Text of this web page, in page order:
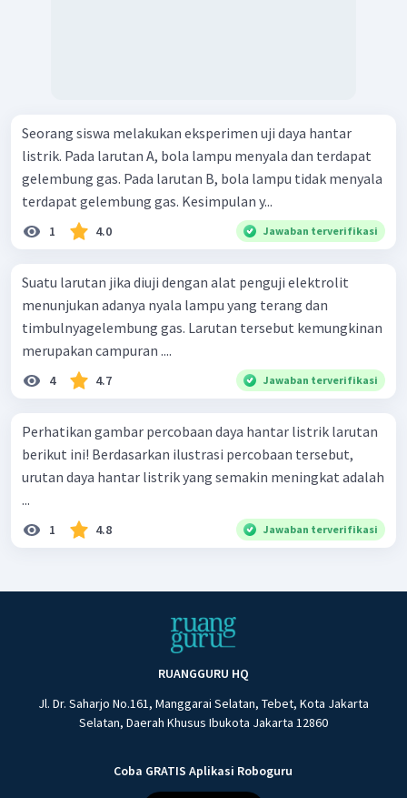
Seorang siswa melakukan eksperimen uji daya hantar
listrik. Pada larutan A, bola lampu menyala dan terdapat
gelembung gas. Pada larutan B, bola lampu tidak menyala
terdapat gelembung gas. Kesimpulan y...
1 4.0 Jawaban terverifikasi
Suatu larutan jika diuji dengan alat penguji elektrolit
menunjukan adanya nyala lampu yang terang dan
timbulnyagelembung gas. Larutan tersebut kemungkinan
merupakan campuran ....
4 4.7 Jawaban terverifikasi
Perhatikan gambar percobaan daya hantar listrik larutan
berikut ini! Berdasarkan ilustrasi percobaan tersebut,
urutan daya hantar listrik yang semakin meningkat adalah
...
1 4.8 Jawaban terverifikasi
RUANGGURU HQ
Jl. Dr. Saharjo No.161, Manggarai Selatan, Tebet, Kota Jakarta
Selatan, Daerah Khusus Ibukota Jakarta 12860
Coba GRATIS Aplikasi Roboguru